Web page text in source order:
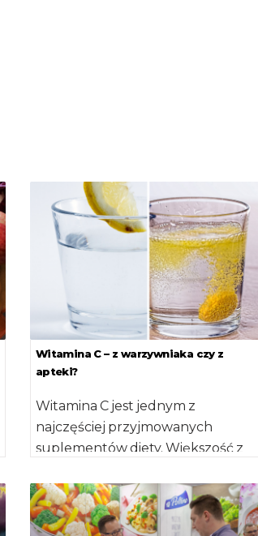
Witamina C – z warzywniaka czy z
apteki?
Witamina C jest jednym z
najczęściej przyjmowanych
suplementów diety. Większość z
przeziębieniem. Ale […]